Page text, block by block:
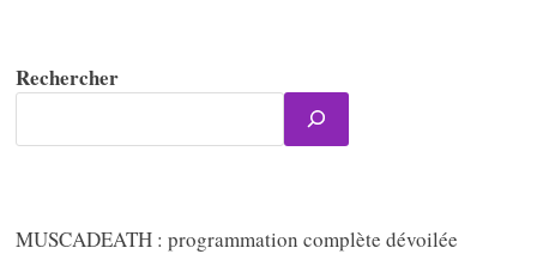
Rechercher
MUSCADEATH : programmation complète dévoilée